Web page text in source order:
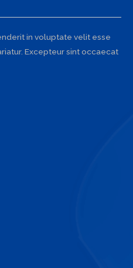
in voluptate velit esse
Excepteur sint occaecat